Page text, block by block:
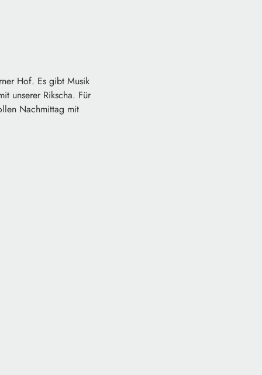
Hof. Es gibt Musik
unserer Rikscha. Für
Nachmittag mit